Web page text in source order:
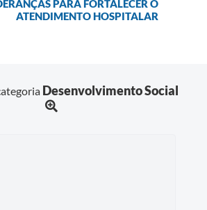
PARA FORTALECER O
ATENDIMENTO HOSPITALAR
Desenvolvimento Social